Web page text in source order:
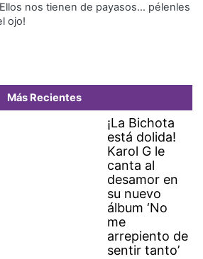
nos tienen de payasos… pélenles
ojo!
Más Recientes
¡La Bichota
está dolida!
Karol G le
canta al
desamor en
su nuevo
álbum ‘No
me
arrepiento de
sentir tanto’